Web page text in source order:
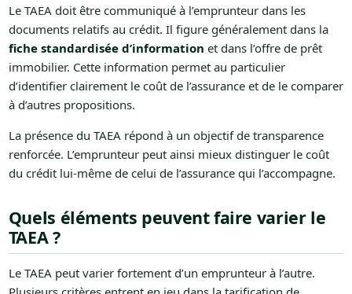
Le TAEA doit être communiqué à l’emprunteur dans les
documents relatifs au crédit. Il figure généralement dans la
fiche standardisée d’information et dans l’offre de prêt
immobilier. Cette information permet au particulier
d’identifier clairement le coût de l’assurance et de le comparer
à d’autres propositions.
La présence du TAEA répond à un objectif de transparence
renforcée. L’emprunteur peut ainsi mieux distinguer le coût
du crédit lui-même de celui de l’assurance qui l’accompagne.
Quels éléments peuvent faire varier le
TAEA ?
Le TAEA peut varier fortement d’un emprunteur à l’autre.